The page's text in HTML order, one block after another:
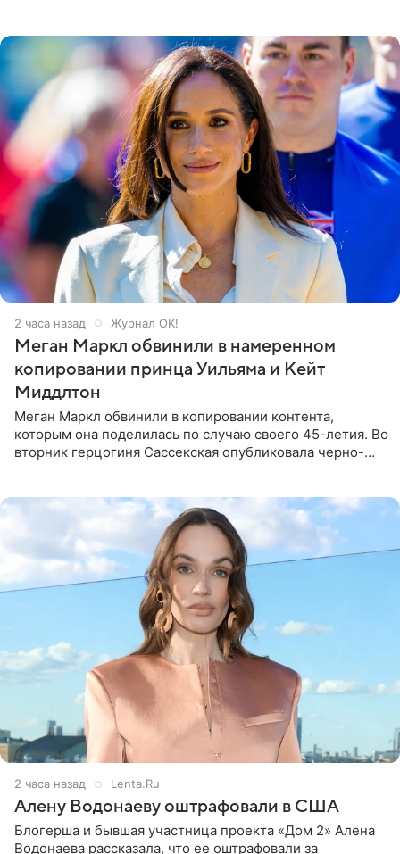
2 часа назад Журнал OK!
Меган Маркл обвинили в намеренном
копировании принца Уильяма и Кейт
Миддлтон
Меган Маркл обвинили в копировании контента,
которым она поделилась по случаю своего 45-летия. Во
вторник герцогиня Сассекская опубликовала черно-
2 часа назад Lenta.Ru
Алену Водонаеву оштрафовали в США
Блогерша и бывшая участница проекта «Дом 2» Алена
Водонаева рассказала, что ее оштрафовали за